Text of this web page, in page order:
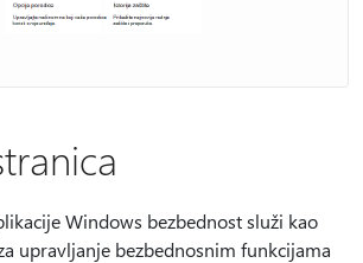
Windows bezbednost služi kao
upravljanje bezbednosnim funkcijama